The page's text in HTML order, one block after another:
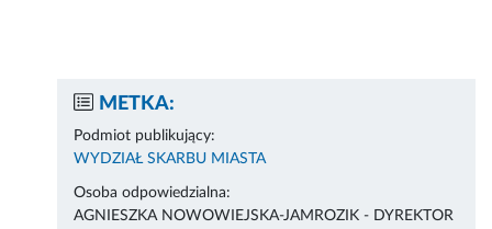
METKA:
Podmiot publikujący:
WYDZIAŁ SKARBU MIASTA
Osoba odpowiedzialna:
AGNIESZKA NOWOWIEJSKA-JAMROZIK - DYREKTOR